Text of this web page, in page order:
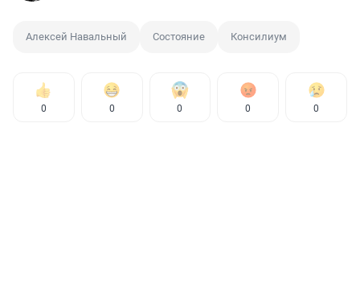
Алексей Навальный Состояние Консилиум
0 0 0 0 0